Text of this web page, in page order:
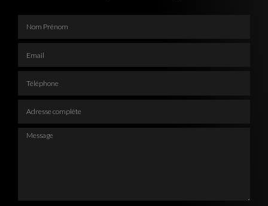
Message